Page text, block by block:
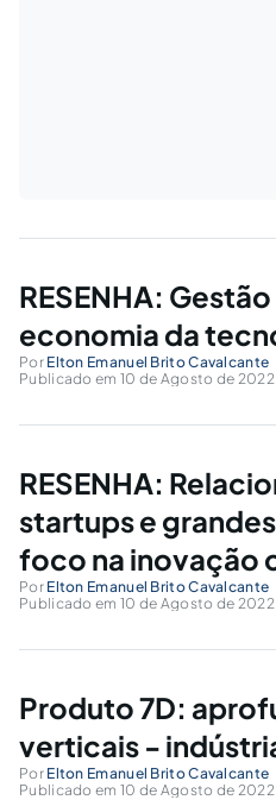
RESENHA:
economia da
Por Elton Emanuel Brito Cavalcante
Publicado em 10 de Agosto de 2022
RESENHA:
startups e
foco na inovação
Por Elton Emanuel Brito Cavalcante
Publicado em 10 de Agosto de 2022
Produto 7D:
verticais -
Por Elton Emanuel Brito Cavalcante
Publicado em 10 de Agosto de 2022